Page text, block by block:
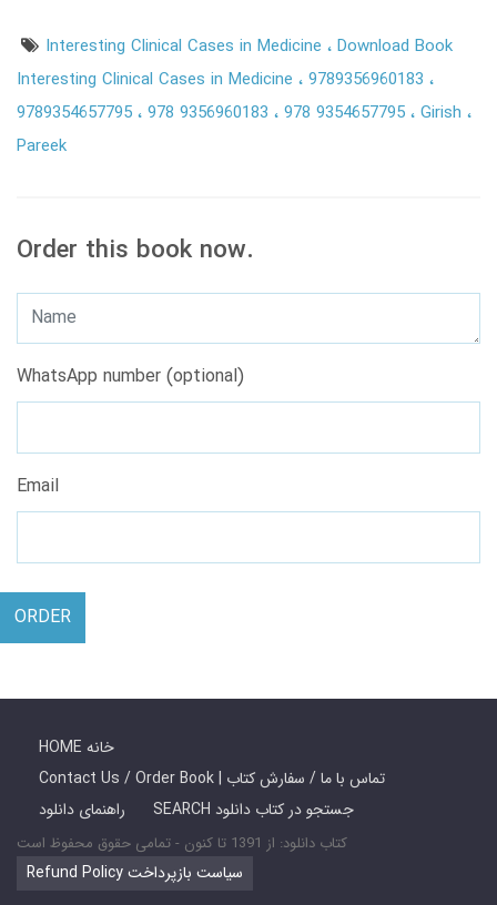
Interesting Clinical Cases in Medicine Download Book
Interesting Clinical Cases in Medicine
9789356960183
9789354657795 978 9356960183 978 9354657795 Girish
Pareek
Order this book now.
WhatsApp number (optional)
Email
ORDER
HOME خانه
Contact Us / Order Book | تماس با ما / سفارش کتاب
راهنمای دانلود
SEARCH جستجو در کتاب دانلود
کتاب دانلود: از 1391 تا کنون - تمامی حقوق محفوظ است
Refund Policy سیاست بازپرداخت